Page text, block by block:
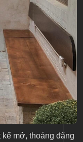
mở, thoáng đãng